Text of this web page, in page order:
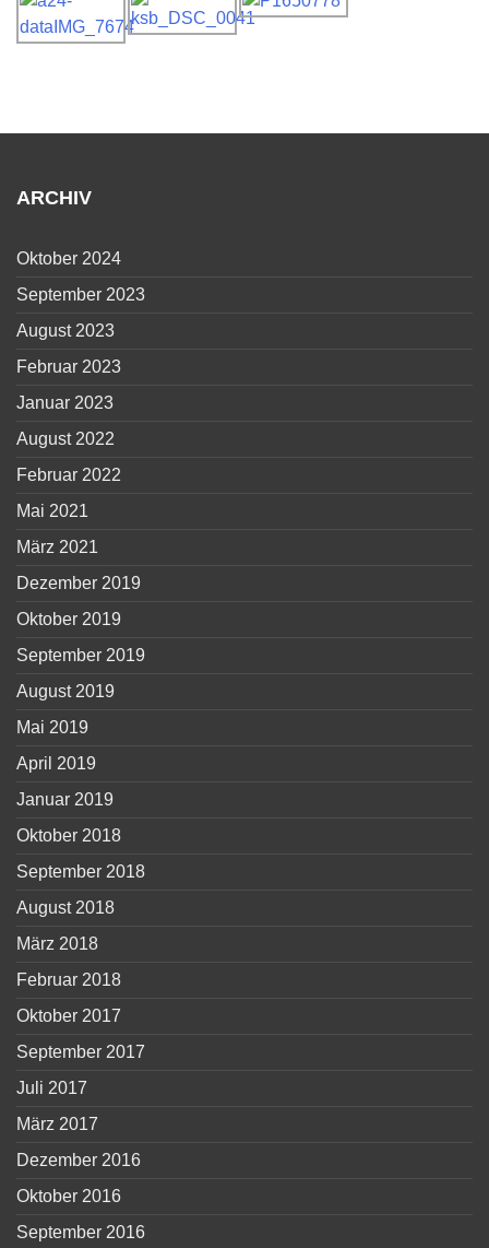
ARCHIV
Oktober 2024
September 2023
August 2023
Februar 2023
Januar 2023
August 2022
Februar 2022
Mai 2021
März 2021
Dezember 2019
Oktober 2019
September 2019
August 2019
Mai 2019
April 2019
Januar 2019
Oktober 2018
September 2018
August 2018
März 2018
Februar 2018
Oktober 2017
September 2017
Juli 2017
März 2017
Dezember 2016
Oktober 2016
September 2016